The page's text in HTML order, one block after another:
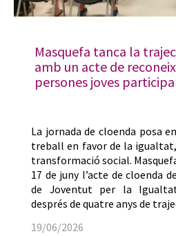
Masquefa tanca la
amb un acte de
persones joves
La jornada de cloenda posa
treball en favor de la
transformació social.
17 de juny l’acte de cloenda
de Joventut per la
després de quatre anys de
19/06/2026